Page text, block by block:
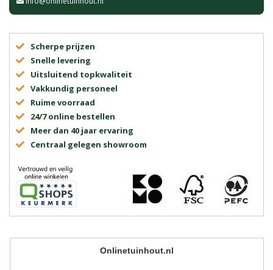
Scherpe prijzen
Snelle levering
Uitsluitend topkwaliteit
Vakkundig personeel
Ruime voorraad
24/7 online bestellen
Meer dan 40 jaar ervaring
Centraal gelegen showroom
Onlinetuinhout.nl